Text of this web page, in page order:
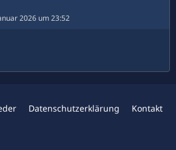
2026 um 23:52
Datenschutzerklärung Kontakt